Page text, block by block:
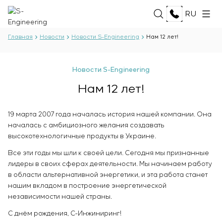
RU
Документы
Партнёрство
Отзывы и награды
Новости
Разработка проектной документации
Разработка программного обеспечения
Испытания и контроль качества
Производство и поставка оборудования
заказчику
Монтаж оборудования
Пуско-наладочные работы
заказчика
РЕШЕНИЯ
Пищевая промышленность
Энергетика
Целлюлозно-бумажная промышленность
Тяжёлая промышленность
Гражданское строительство
Инфраструктура
ТЕХНОЛОГИИ
Oberon
Selam
Senumac
Sivacon S8
ПРОЕКТЫ
КАРЬЕРА
Главная Новости Новости S-Engineering Нам 12 лет!
Новости S-Engineering
Нам 12 лет!
19 марта 2007 года началась история нашей компании. Она
началась с амбициозного желания создавать
высокотехнологичные продукты в Украине.
Все эти годы мы шли к своей цели. Сегодня мы признанные
лидеры в своих сферах деятельности. Мы начинаем работу
в области альтернативной энергетики, и эта работа станет
нашим вкладом в построение энергетической
независимости нашей страны.
С днём рождения, С-Инжиниринг!